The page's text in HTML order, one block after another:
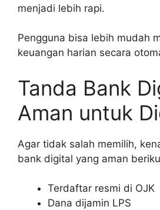
menjadi lebih rapi.
Pengguna bisa lebih mudah
keuangan harian secara
Tanda Bank
Aman untuk
Agar tidak salah memilih,
bank digital yang aman
Terdaftar resmi di OJK
Dana dijamin LPS